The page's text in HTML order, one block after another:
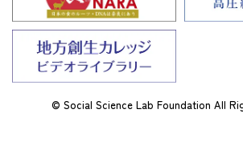
© Social Science Lab Foundation All